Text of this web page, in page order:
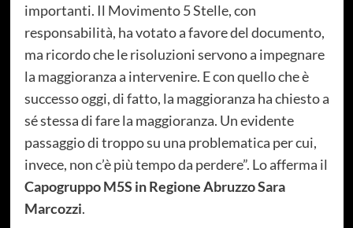
importanti. Il Movimento 5 Stelle, con
responsabilità, ha votato a favore del documento,
ma ricordo che le risoluzioni servono a impegnare
la maggioranza a intervenire. E con quello che è
successo oggi, di fatto, la maggioranza ha chiesto a
sé stessa di fare la maggioranza. Un evidente
passaggio di troppo su una problematica per cui,
invece, non c’è più tempo da perdere”. Lo afferma il
Capogruppo M5S in Regione Abruzzo Sara
Marcozzi.